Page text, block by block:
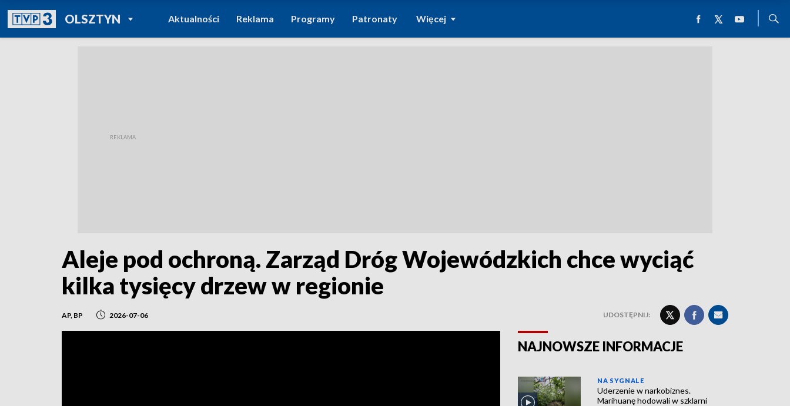
OLSZTYNPOWRÓT DO
TVP REGIONY
Aktualności Reklama Programy Patronaty Więcej
Aleje pod ochroną. Zarząd Dróg Wojewódzkich chce wyciąć
kilka tysięcy drzew w regionie
AP, BP 2026-07-06 UDOSTĘPNIJ:
NAJNOWSZE INFORMACJE
NA SYGNALE
Uderzenie w narkobiznes.
Marihuanę hodowali w szklarni